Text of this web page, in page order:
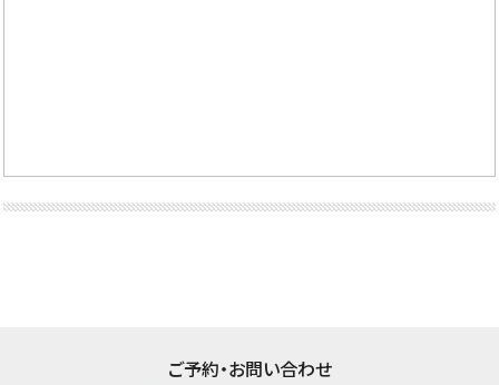
ご予約・お問い合わせ